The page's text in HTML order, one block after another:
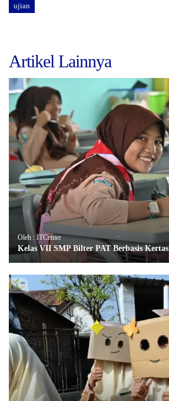
ujian
Artikel Lainnya
Oleh : ITCenter
Kelas VII SMP Bilter PAT Berbasis Kertas